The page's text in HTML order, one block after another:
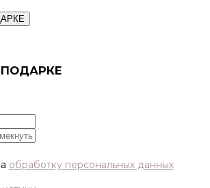
обработку персональных данных